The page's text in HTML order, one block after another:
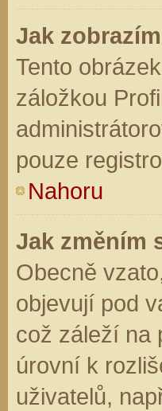
Jak
Tento
záložkou
pouze
Nahoru
Jak změním
Obecně
objevují pod
což záleží na
úrovní k
uživatelů,